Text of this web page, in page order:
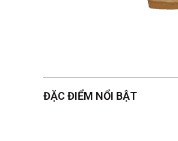
ĐẶC ĐIỂM NỔI BẬT